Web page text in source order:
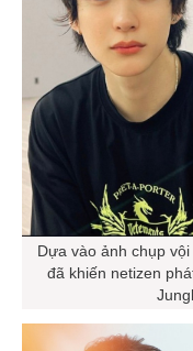
Dựa vào ảnh chụp
đã khiến netizen